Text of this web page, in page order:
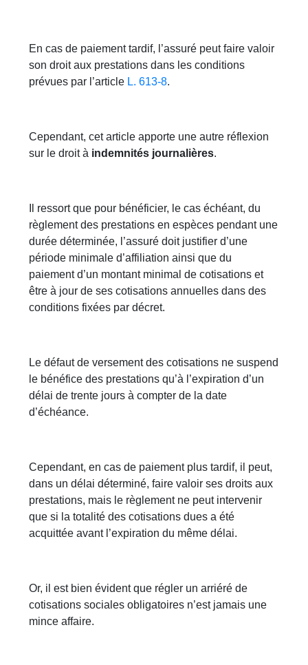
En cas de paiement tardif, l’assuré peut faire valoir
son droit aux prestations dans les conditions
prévues par l’article L. 613-8.
Cependant, cet article apporte une autre réflexion
sur le droit à indemnités journalières.
Il ressort que pour bénéficier, le cas échéant, du
règlement des prestations en espèces pendant une
durée déterminée, l’assuré doit justifier d’une
période minimale d’affiliation ainsi que du
paiement d’un montant minimal de cotisations et
être à jour de ses cotisations annuelles dans des
conditions fixées par décret.
Le défaut de versement des cotisations ne suspend
le bénéfice des prestations qu’à l’expiration d’un
délai de trente jours à compter de la date
d’échéance.
Cependant, en cas de paiement plus tardif, il peut,
dans un délai déterminé, faire valoir ses droits aux
prestations, mais le règlement ne peut intervenir
que si la totalité des cotisations dues a été
acquittée avant l’expiration du même délai.
Or, il est bien évident que régler un arriéré de
cotisations sociales obligatoires n’est jamais une
mince affaire.